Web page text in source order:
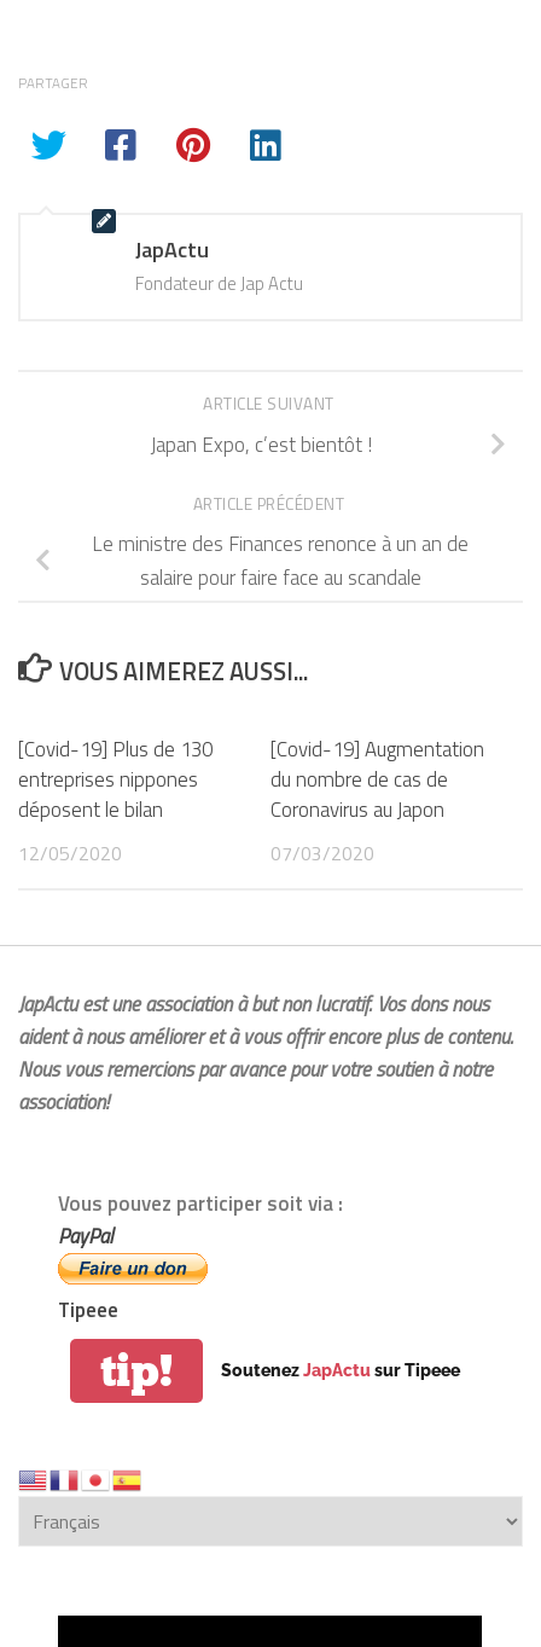
PARTAGER
JapActu
Fondateur de Jap Actu
ARTICLE SUIVANT
Japan Expo, c’est bientôt !
ARTICLE PRÉCÉDENT
Le ministre des Finances renonce à un an de
salaire pour faire face au scandale
VOUS AIMEREZ AUSSI...
[Covid-19] Plus de 130
entreprises nippones
déposent le bilan
12/05/2020
[Covid-19] Augmentation
du nombre de cas de
Coronavirus au Japon
07/03/2020
JapActu est une association à but non lucratif. Vos dons nous
aident à nous améliorer et à vous offrir encore plus de contenu.
Nous vous remercions par avance pour votre soutien à notre
association!
Vous pouvez participer soit via :
PayPal
Tipeee
tip! SoutenezJapActusur Tipeee